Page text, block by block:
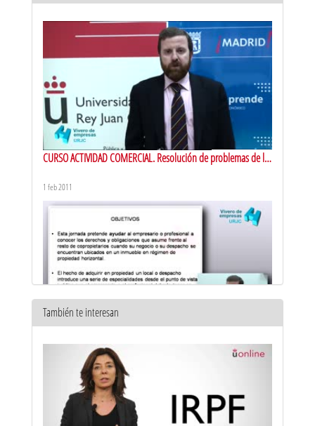
CURSO ACTIVIDAD COMERCIAL. Resolución de problemas de la
1 feb 2011
También te interesan